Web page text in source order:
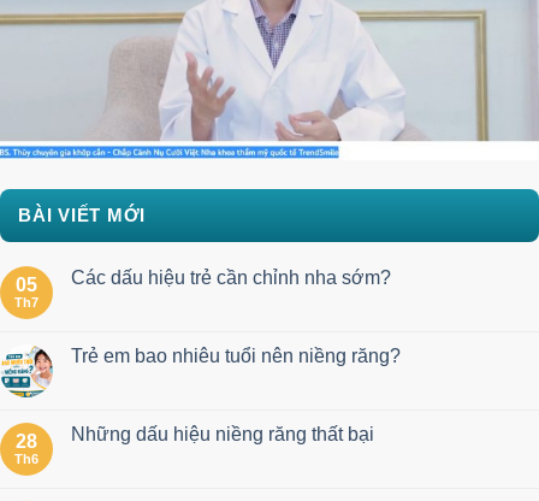
BÀI VIẾT MỚI
05
Th7
Các dấu hiệu trẻ cần chỉnh nha sớm?
Trẻ em bao nhiêu tuổi nên niềng răng?
28
Th6
Những dấu hiệu niềng răng thất bại